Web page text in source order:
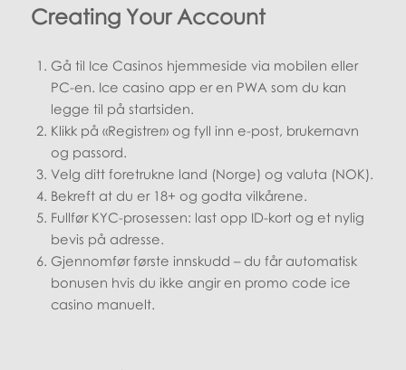
Creating Your Account
Gå til Ice Casinos hjemmeside via mobilen eller
PC-en. Ice casino app er en PWA som du kan
legge til på startsiden.
Klikk på «Registrer» og fyll inn e-post, brukernavn
og passord.
Velg ditt foretrukne land (Norge) og valuta (NOK).
Bekreft at du er 18+ og godta vilkårene.
Fullfør KYC-prosessen: last opp ID-kort og et nylig
bevis på adresse.
Gjennomfør første innskudd – du får automatisk
bonusen hvis du ikke angir en promo code ice
casino manuelt.